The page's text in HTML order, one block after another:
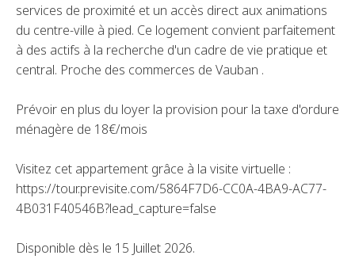
services de proximité et un accès direct aux animations
du centre-ville à pied. Ce logement convient parfaitement
à des actifs à la recherche d'un cadre de vie pratique et
central. Proche des commerces de Vauban .
Prévoir en plus du loyer la provision pour la taxe d'ordure
ménagère de 18€/mois
Visitez cet appartement grâce à la visite virtuelle :
https://tour.previsite.com/5864F7D6-CC0A-4BA9-AC77-
4B031F40546B?lead_capture=false
Disponible dès le 15 Juillet 2026.